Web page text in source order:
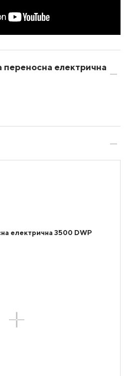
переносна електрична
електрична 3500 DWP